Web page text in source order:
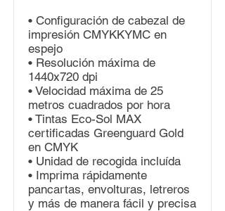
• Configuración de cabezal de
impresión CMYKKYMC en
espejo
• Resolución máxima de
1440x720 dpi
• Velocidad máxima de 25
metros cuadrados por hora
• Tintas Eco-Sol MAX
certificadas Greenguard Gold
en CMYK
• Unidad de recogida incluída
• Imprima rápidamente
pancartas, envolturas, letreros
y más de manera fácil y precisa